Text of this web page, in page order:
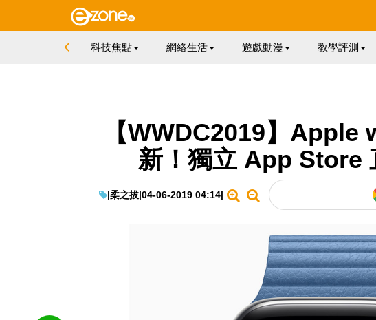
科技焦點 網絡生活 遊戲動漫 教學評測
【WWDC2019】Apple
新！獨立 App Store
|柔之拔|04-06-2019 04:14|